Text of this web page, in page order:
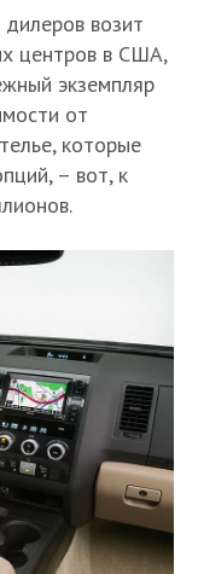
возит
центров в США,
экземпляр
от
которые
– вот, к